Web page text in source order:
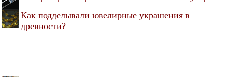
Как подделывали ювелирные украшения в
древности?